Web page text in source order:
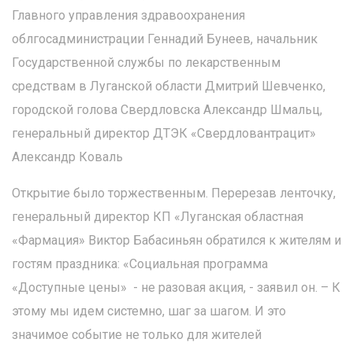
Главного управления здравоохранения
облгосадминистрации Геннадий Бунеев, начальник
Государственной службы по лекарственным
средствам в Луганской области Дмитрий Шевченко,
городской голова Свердловска Александр Шмальц,
генеральный директор ДТЭК «Свердловантрацит»
Александр Коваль
Открытие было торжественным. Перерезав ленточку,
генеральный директор КП «Луганская областная
«Фармация» Виктор Бабасиньян обратился к жителям и
гостям праздника: «Социальная программа
«Доступные цены» - не разовая акция, - заявил он. – К
этому мы идем системно, шаг за шагом. И это
значимое событие не только для жителей